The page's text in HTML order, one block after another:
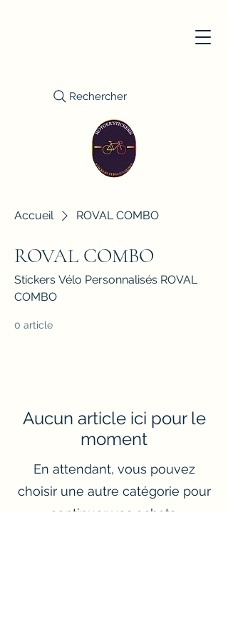
Rechercher
Accueil ROVAL COMBO
ROVAL COMBO
Stickers Vélo Personnalisés ROVAL
COMBO
0 article
Aucun article ici pour le
moment
En attendant, vous pouvez
choisir une autre catégorie pour
continuer vos achats.